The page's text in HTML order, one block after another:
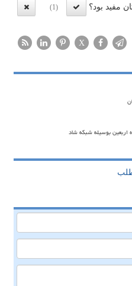
مفید بود؟
(1)
X
اربعین بوسیله شبکه شاد